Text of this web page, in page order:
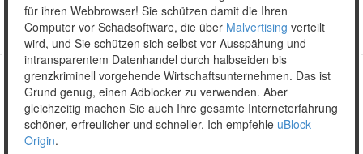
Copyright © 2026 Unser täglich Spam.
MobileWordPress Theme by themehall.com
für ihren Webbrowser! Sie schützen damit die Ihren
Computer vor Schadsoftware, die über Malvertising verteilt
wird, und Sie schützen sich selbst vor Ausspähung und
intransparentem Datenhandel durch halbseiden bis
grenzkriminell vorgehende Wirtschaftsunternehmen. Das ist
Grund genug, einen Adblocker zu verwenden. Aber
gleichzeitig machen Sie auch Ihre gesamte Interneterfahrung
schöner, erfreulicher und schneller. Ich empfehle uBlock
Origin.